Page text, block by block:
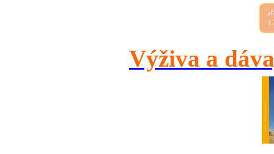
Výživa a